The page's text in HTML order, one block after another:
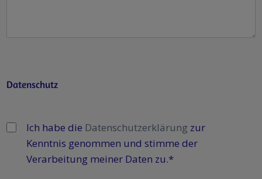
Datenschutz
Ich habe die Datenschutzerklärung zur
Kenntnis genommen und stimme der
Verarbeitung meiner Daten zu.*